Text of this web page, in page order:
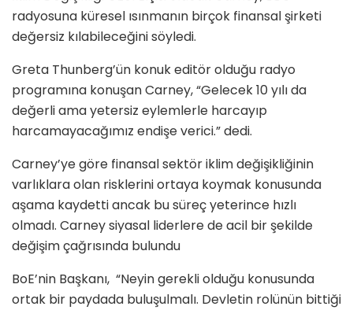
radyosuna küresel ısınmanın birçok finansal şirketi
değersiz kılabileceğini söyledi.
Greta Thunberg’ün konuk editör olduğu radyo
programına konuşan Carney, “Gelecek 10 yılı da
değerli ama yetersiz eylemlerle harcayıp
harcamayacağımız endişe verici.” dedi.
Carney’ye göre finansal sektör iklim değişikliğinin
varlıklara olan risklerini ortaya koymak konusunda
aşama kaydetti ancak bu süreç yeterince hızlı
olmadı. Carney siyasal liderlere de acil bir şekilde
değişim çağrısında bulundu
BoE’nin Başkanı, “Neyin gerekli olduğu konusunda
ortak bir paydada buluşulmalı. Devletin rolünün bittiği